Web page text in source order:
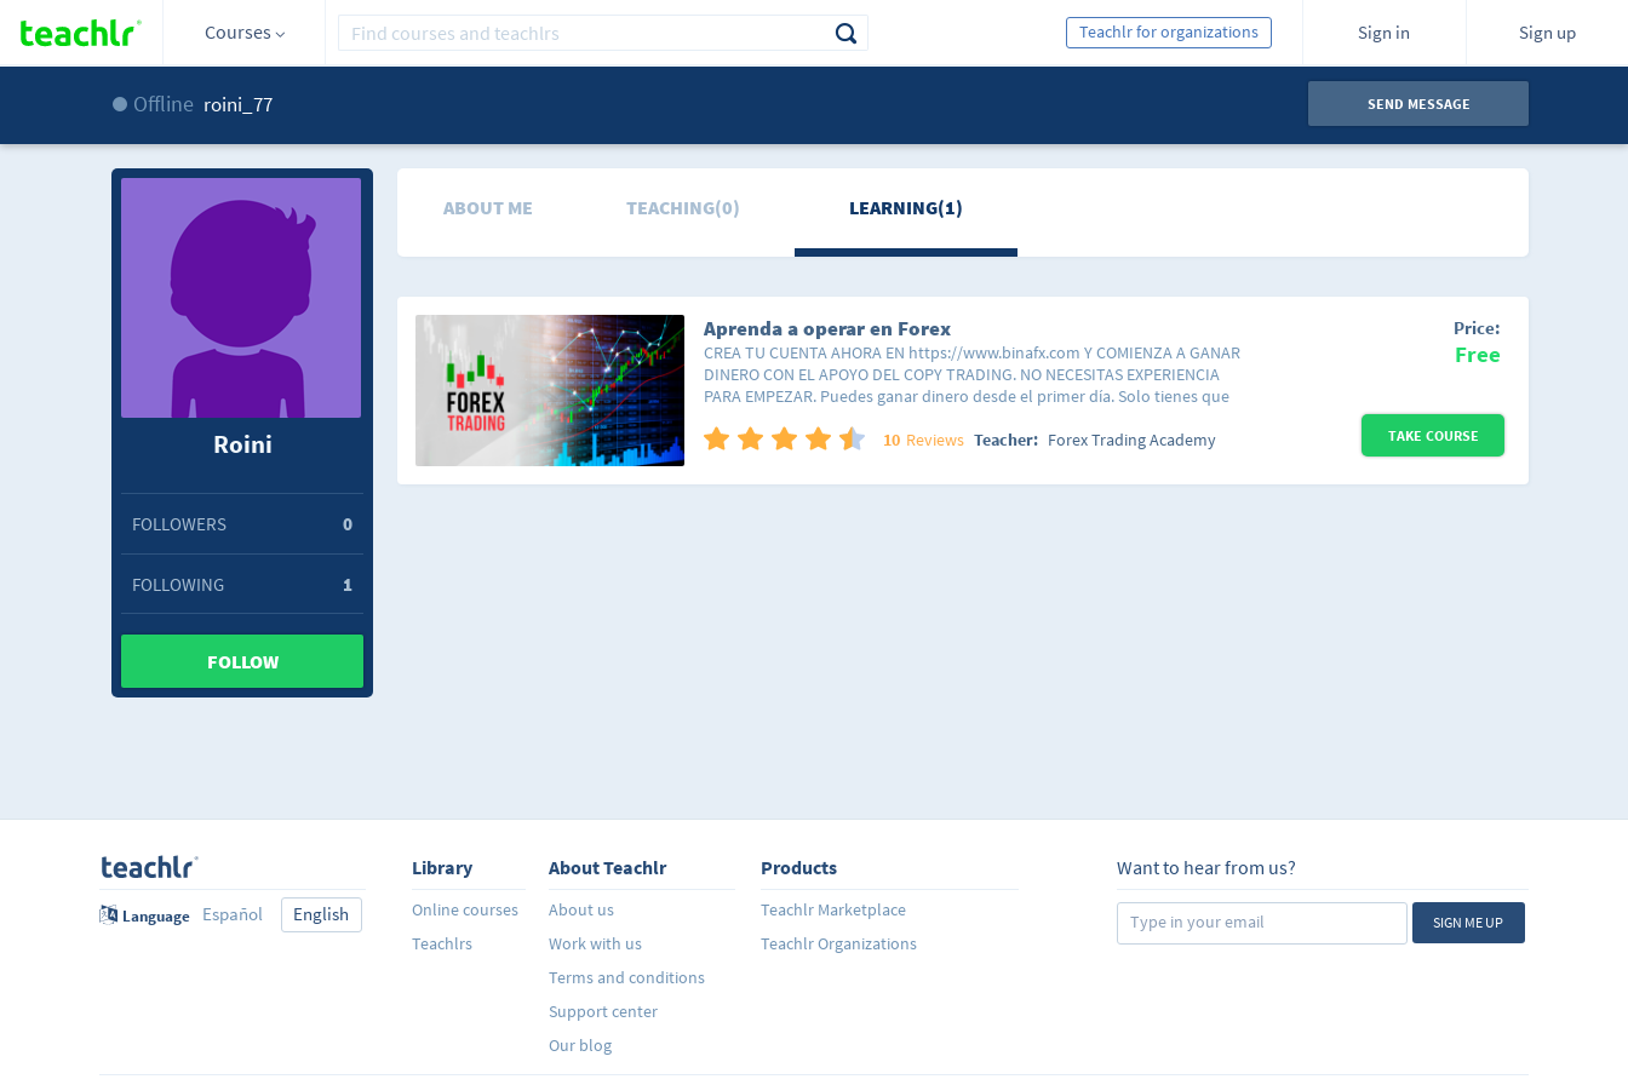
Courses Sign in Sign up
Teachlr for organizations
Offline roini_77 SEND MESSAGE
Roini
FOLLOWERS 0
FOLLOWING 1
FOLLOW
ABOUT ME TEACHING(0) LEARNING(1)
Aprenda a operar en Forex
CREA TU CUENTA AHORA EN https://www.binafx.com Y COMIENZA A GANAR
DINERO CON EL APOYO DEL COPY TRADING. NO NECESITAS EXPERIENCIA
PARA EMPEZAR. Puedes ganar dinero desde el primer día. Solo tienes que
que puedes copiar sus operaciones. Se parte de la comunidad de traders
entender los mercados bursátiles. Te deseamos lo mejor.
10 Reviews Teacher: Forex Trading Academy
Price:
Free
TAKE COURSE
Language Español English
Library
Online courses
Teachlrs
About Teachlr
About us
Work with us
Terms and conditions
Support center
Our blog
Products
Teachlr Marketplace
Teachlr Organizations
Want to hear from us?
SIGN ME UP